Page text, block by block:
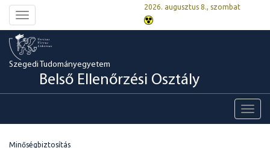
Toggle
navigation
2026. augusztus 8., szombat
Szegedi Tudományegyetem
Belső Ellenőrzési Osztály
Minőségbiztosítás